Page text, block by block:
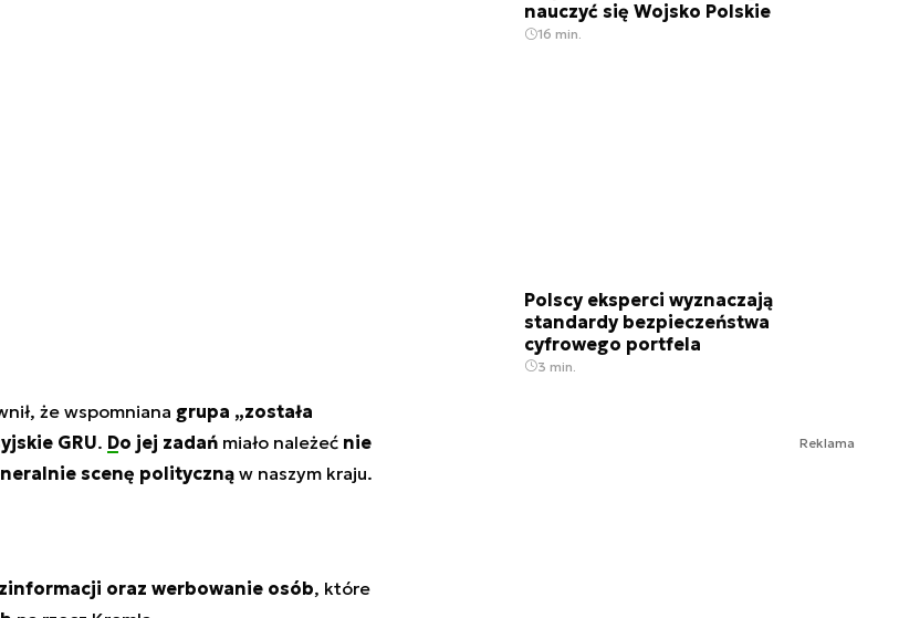
że wspomniana grupa „została
GRU. Do jej zadańmiało należeć nie
scenę politycznąw naszym kraju.
oraz werbowanie osób, które
nauczyć się Wojsko Polskie
16 min.
Polscy eksperci wyznaczają
standardy bezpieczeństwa
cyfrowego portfela
3 min.
Reklama